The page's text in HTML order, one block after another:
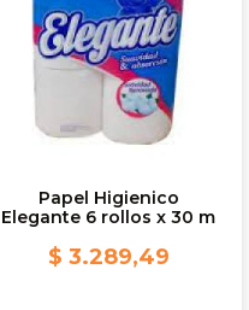
Papel Higienico
Elegante 6 rollos x 30 m
$ 3.289,49